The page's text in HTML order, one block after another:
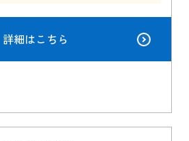
詳細はこちら